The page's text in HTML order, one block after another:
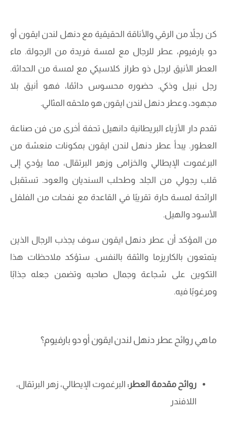
كن رجلاً من الرقي والأناقة الحقيقية مع دنهل لندن ايقون أو
دو بارفيوم، عطر للرجال مع لمسة فريدة من الرجولة. ماء
العطر الأنيق لرجل ذو طراز كلاسيكي مع لمسة من الحداثة.
رجل نبيل وذكي. حضوره محسوس دائمًا، فهو أنيق بلا
مجهود، وعطر دنهل لندن ايقون هو ملحقه المثالي.
تقدم دار الأزياء البريطانية دانهيل تحفة أخرى من فن صناعة
العطور. يبدأ عطر دنهل لندن ايقون بمكونات منعشة من
البرغموت الإيطالي والخزامى وزهر البرتقال، مما يؤدي إلى
قلب رجولي من الجلد وطحلب السنديان والعود. تستقبل
الرائحة لمسة حارة تقريبًا في القاعدة مع نفحات من الفلفل
الأسود والهيل.
من المؤكد أن عطر دنهل ايقون سوف يجذب الرجال الذين
يتمتعون بالكاريزما والثقة بالنفس. ستؤكد ملاحظات هذا
التكوين على شجاعة وجمال صاحبه وتضمن جعله جذابًا
ومرغوبًا فيه.
ما هي روائح عطر دنهل لندن ايقون أو دو بارفيوم؟
روائح مقدمة العطر: البرغموت الإيطالي، زهر البرتقال،
اللافندر